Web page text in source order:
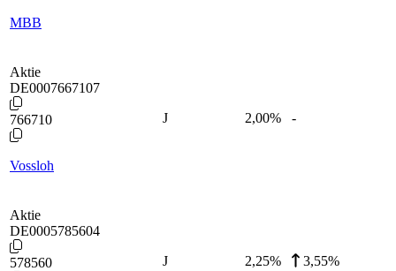
MBB
Aktie
DE0007667107
766710
Vossloh
J 2,00% -
Aktie
DE0005785604
578560 J 2,25% 3,55%